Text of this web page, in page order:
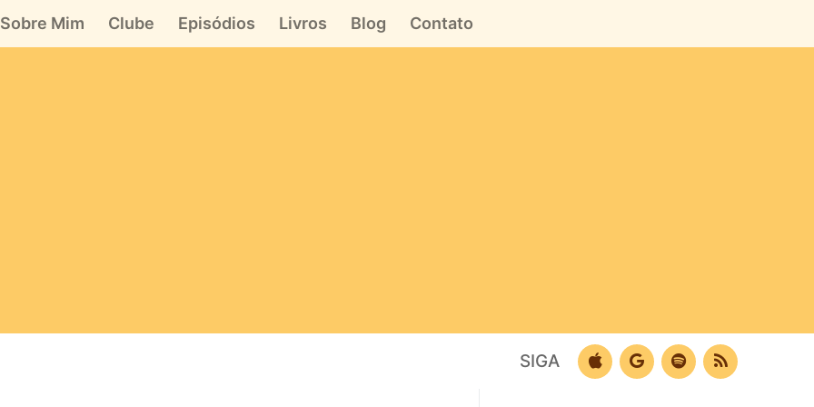
Sobre Mim Clube Episódios Livros Blog Contato
SIGA